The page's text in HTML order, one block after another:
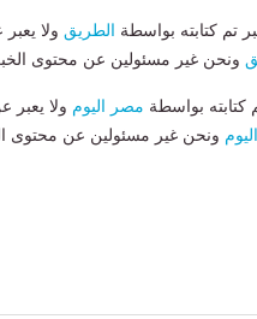
تم كتابته بواسطة الطريق ولا
ونحن غير مسئولين عن محتوى
كتابته بواسطة مصر اليوم ولا يعبر
ونحن غير مسئولين عن محتوى